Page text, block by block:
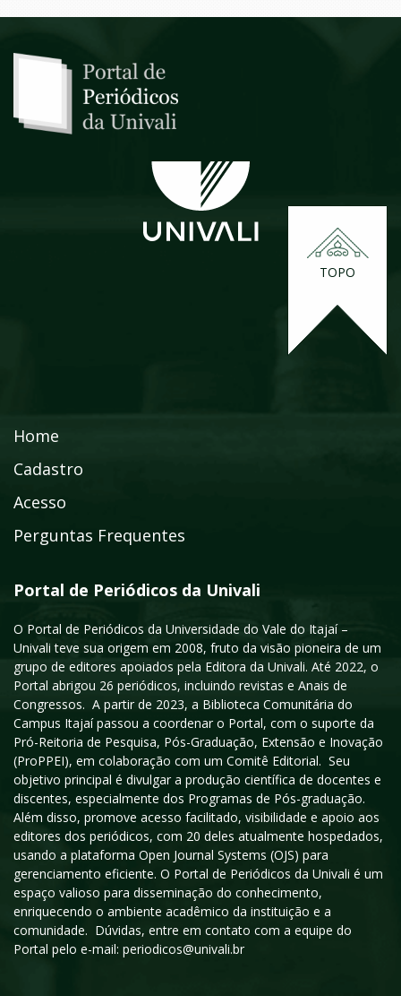
TOPO
Home
Cadastro
Acesso
Perguntas Frequentes
Portal de Periódicos da Univali
O Portal de Periódicos da Universidade do Vale do Itajaí –
Univali teve sua origem em 2008, fruto da visão pioneira de um
grupo de editores apoiados pela Editora da Univali. Até 2022, o
Portal abrigou 26 periódicos, incluindo revistas e Anais de
Congressos. A partir de 2023, a Biblioteca Comunitária do
Campus Itajaí passou a coordenar o Portal, com o suporte da
Pró-Reitoria de Pesquisa, Pós-Graduação, Extensão e Inovação
(ProPPEI), em colaboração com um Comitê Editorial. Seu
objetivo principal é divulgar a produção científica de docentes e
discentes, especialmente dos Programas de Pós-graduação.
Além disso, promove acesso facilitado, visibilidade e apoio aos
editores dos periódicos, com 20 deles atualmente hospedados,
usando a plataforma Open Journal Systems (OJS) para
gerenciamento eficiente. O Portal de Periódicos da Univali é um
espaço valioso para disseminação do conhecimento,
enriquecendo o ambiente acadêmico da instituição e a
comunidade. Dúvidas, entre em contato com a equipe do
Portal pelo e-mail: periodicos@univali.br